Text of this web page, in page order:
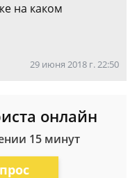
на каком
29 июня 2018 г. 22:50
онлайн
15 минут